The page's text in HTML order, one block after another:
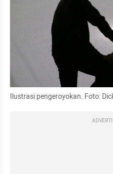
Ilustrasi pengeroyokan. Foto: